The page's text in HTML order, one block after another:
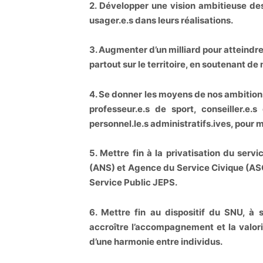
2. Développer une vision ambitieuse
usager.e.s dans leurs réalisations.
3. Augmenter d’un milliard pour
partout sur le territoire, en soutenant
4. Se donner les moyens de nos
professeur.e.s de sport,
personnel.le.s administratifs.ives, pour
5. Mettre fin à la privatisation du
(ANS) et Agence du Service Civique
Service Public JEPS.
6. Mettre fin au dispositif du SNU, à
accroître l’accompagnement et la
d’une harmonie entre individus.